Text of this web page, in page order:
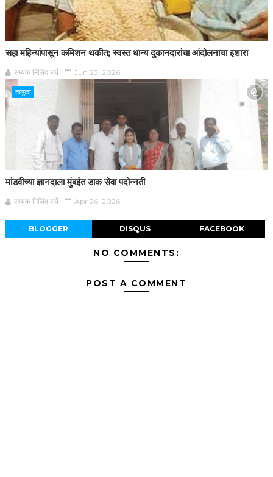
सहा महिन्यांपासून कमिशन थकीत; स्वस्त धान्य दुकानदारांचा आंदोलनाचा इशारा
सम्यक मिलिंद सर्पे Jun 23, 2026
तालुका
मांडवीच्या ज्ञानदाला मुंबईत डाक सेवा पदोन्नती
सम्यक मिलिंद सर्पे Apr 26, 2026
BLOGGER DISQUS FACEBOOK
NO COMMENTS:
POST A COMMENT